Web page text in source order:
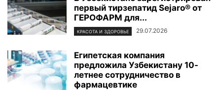
первый тирзепатид Sejaro® от
ГЕРОФАРМ для...
КРАСОТА И ЗДОРОВЬЕ 29.07.2026
Египетская компания
предложила Узбекистану 10-
летнее сотрудничество в
фармацевтике